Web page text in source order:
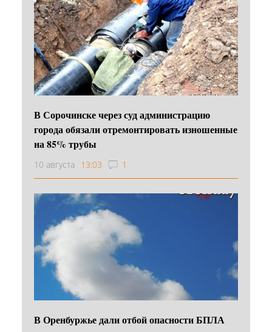
В Сорочинске через суд администрацию
города обязали отремонтировать изношенные
на 85% трубы
10 августа 13:03 1
В Оренбуржье дали отбой опасности БПЛА